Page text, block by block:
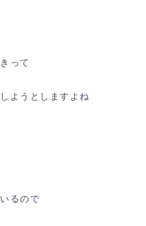
って
ようとしますよね
るので